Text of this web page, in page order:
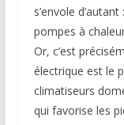
s’envole
pompes à
Or, c’est
électrique est le
climatiseurs
qui favorise les